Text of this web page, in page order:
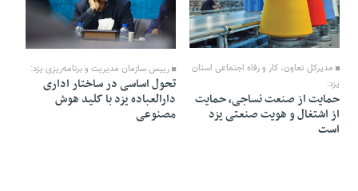
08 Mordad 1405 - 05:54
مدیرکل تعاون، کار و رفاه اجتماعی استان
یزد:
حمایت از صنعت نساجی، حمایت
از اشتغال و هویت صنعتی یزد
است
08 Mordad 1405 - 05:51
رییس سازمان مدیریت و برنامه‌ریزی یزد:
تحول اساسی در ساختار اداری
دارالعباده یزد با کلید هوش
مصنوعی